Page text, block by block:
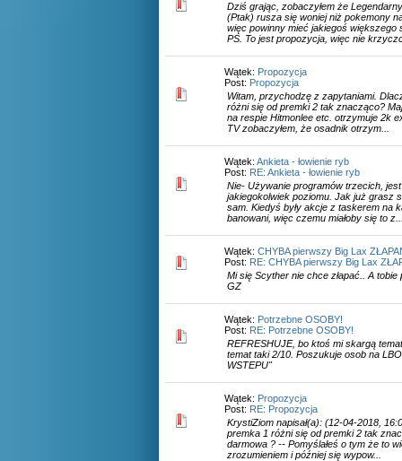
Dziś grając, zobaczyłem że
(Ptak) rusza się woniej niż pokemony
więc powinny mieć jakiegoś większego
PS. To jest propozycja, więc nie
Wątek: Propozycja
Post: Propozycja
Witam, przychodzę z zapytaniami.
różni się od premki 2 tak znacząco?
na respie Hitmonlee etc. otrzymuje 2k
TV zobaczyłem, że osadnik otrzym...
Wątek: Ankieta - łowienie ryb
Post: RE: Ankieta - łowienie ryb
Nie- Używanie programów trzecich,
jakiegokolwiek poziomu. Jak już grasz
sam. Kiedyś były akcje z taskerem na
banowani, więc czemu miałoby się to
Wątek: CHYBA pierwszy Big Lax
Post: RE: CHYBA pierwszy Big Lax
Mi się Scyther nie chce złapać.. A tobie
GZ
Wątek: Potrzebne OSOBY!
Post: RE: Potrzebne OSOBY!
REFRESHUJE, bo ktoś mi skargą
temat taki 2/10. Poszukuje osob na
WSTEPU"
Wątek: Propozycja
Post: RE: Propozycja
KrystiZiom napisał(a): (12-04-2018,
premka 1 różni się od premki 2 tak
darmowa ? -- Pomyślałeś o tym że to
zrozumieniem i później się wypow...